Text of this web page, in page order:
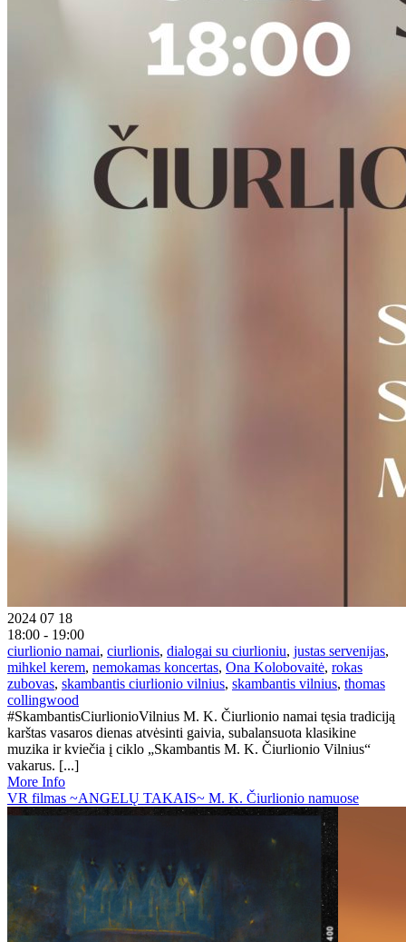
2024 07 18
18:00 - 19:00
ciurlionio namai, ciurlionis, dialogai su ciurlioniu, justas servenijas,
mihkel kerem, nemokamas koncertas, Ona Kolobovaitė, rokas
zubovas, skambantis ciurlionio vilnius, skambantis vilnius, thomas
collingwood
#SkambantisCiurlionioVilnius M. K. Čiurlionio namai tęsia tradiciją
karštas vasaros dienas atvėsinti gaivia, subalansuota klasikine
muzika ir kviečia į ciklo „Skambantis M. K. Čiurlionio Vilnius“
vakarus. [...]
More Info
VR filmas ~ANGELŲ TAKAIS~ M. K. Čiurlionio namuose